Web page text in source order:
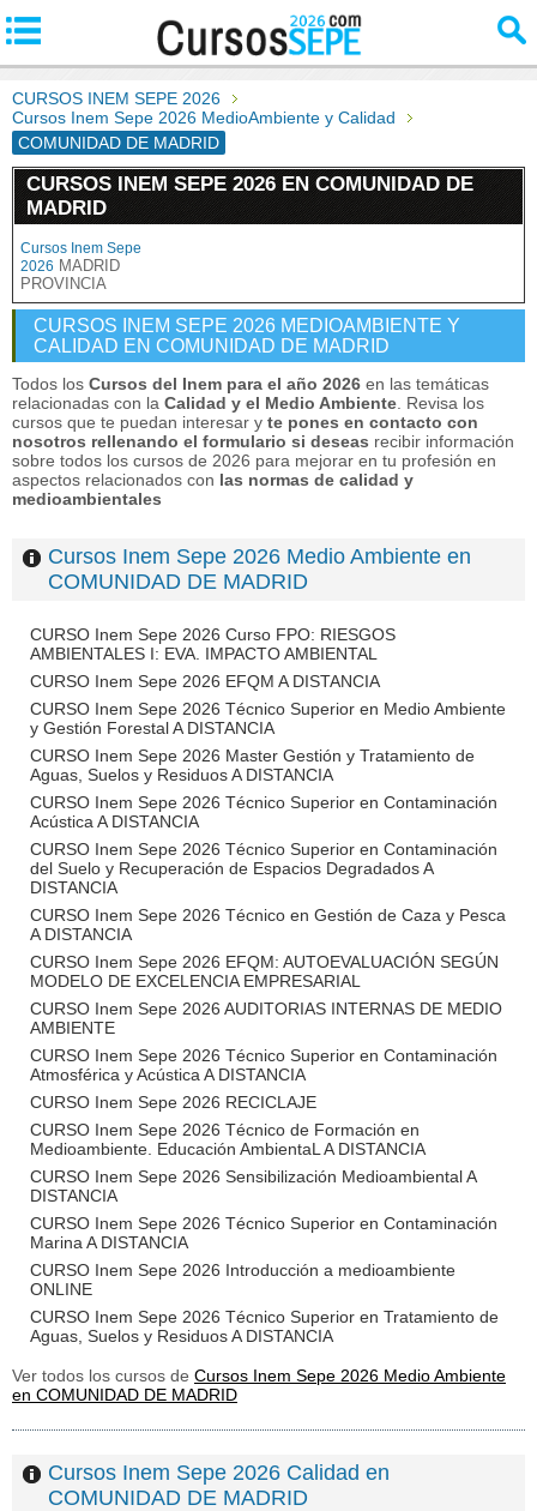
CURSOS INEM SEPE 2026
Cursos Inem Sepe 2026 MedioAmbiente y Calidad
COMUNIDAD DE MADRID
CURSOS INEM SEPE 2026 EN COMUNIDAD DE
MADRID
Cursos Inem Sepe
2026 MADRID
PROVINCIA
CURSOS INEM SEPE 2026 MEDIOAMBIENTE Y
CALIDAD EN COMUNIDAD DE MADRID
Todos los Cursos del Inem para el año 2026 en las temáticas
relacionadas con la Calidad y el Medio Ambiente . Revisa los
cursos que te puedan interesar y te pones en contacto con
nosotros rellenando el formulario si deseas recibir información
sobre todos los cursos de 2026 para mejorar en tu profesión en
aspectos relacionados con las normas de calidad y
medioambientales
Cursos Inem Sepe 2026 Medio Ambiente en
COMUNIDAD DE MADRID
CURSO Inem Sepe 2026 Curso FPO: RIESGOS
AMBIENTALES I: EVA. IMPACTO AMBIENTAL
CURSO Inem Sepe 2026 EFQM A DISTANCIA
CURSO Inem Sepe 2026 Técnico Superior en Medio Ambiente
y Gestión Forestal A DISTANCIA
CURSO Inem Sepe 2026 Master Gestión y Tratamiento de
Aguas, Suelos y Residuos A DISTANCIA
CURSO Inem Sepe 2026 Técnico Superior en Contaminación
Acústica A DISTANCIA
CURSO Inem Sepe 2026 Técnico Superior en Contaminación
del Suelo y Recuperación de Espacios Degradados A
DISTANCIA
CURSO Inem Sepe 2026 Técnico en Gestión de Caza y Pesca
A DISTANCIA
CURSO Inem Sepe 2026 EFQM: AUTOEVALUACIÓN SEGÚN
MODELO DE EXCELENCIA EMPRESARIAL
CURSO Inem Sepe 2026 AUDITORIAS INTERNAS DE MEDIO
AMBIENTE
CURSO Inem Sepe 2026 Técnico Superior en Contaminación
Atmosférica y Acústica A DISTANCIA
CURSO Inem Sepe 2026 RECICLAJE
CURSO Inem Sepe 2026 Técnico de Formación en
Medioambiente. Educación AmbientaL A DISTANCIA
CURSO Inem Sepe 2026 Sensibilización Medioambiental A
DISTANCIA
CURSO Inem Sepe 2026 Técnico Superior en Contaminación
Marina A DISTANCIA
CURSO Inem Sepe 2026 Introducción a medioambiente
ONLINE
CURSO Inem Sepe 2026 Técnico Superior en Tratamiento de
Aguas, Suelos y Residuos A DISTANCIA
Ver todos los cursos de Cursos Inem Sepe 2026 Medio Ambiente
en COMUNIDAD DE MADRID
Cursos Inem Sepe 2026 Calidad en
COMUNIDAD DE MADRID